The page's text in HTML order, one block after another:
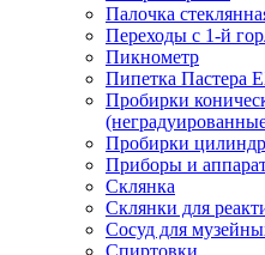
Палочка
Переходы с 1-й
Пикнометр
Пипетка Пастера
Пробирки
Пробирки
Приборы и
Склянка
Склянки для
Сосуд для
Спиртовки